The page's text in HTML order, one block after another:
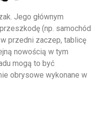
Jego głównym
(np. samochód
przedni zaczep, tablicę
nowością w tym
mogą to być
obrysowe wykonane w